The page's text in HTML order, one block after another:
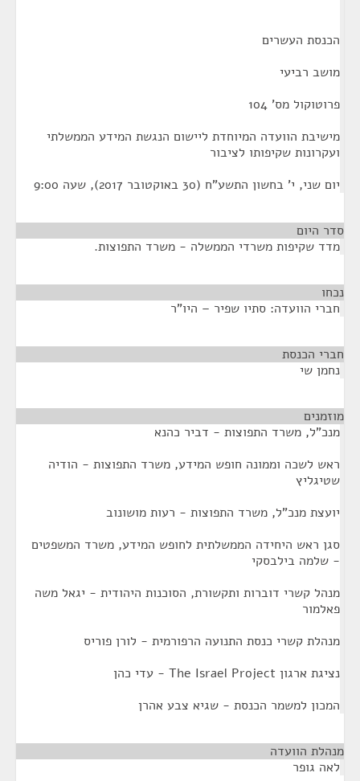
הכנסת העשרים
מושב רביעי
פרוטוקול מס' 104
מישיבת הוועדה המיוחדת ליישום הנגשת המידע הממשלתי
ועקרונות שקיפותו לציבור
יום שני, י' בחשון התשע"ח (30 באוקטובר 2017), שעה 9:00
סדר היום
מדד שקיפות משרדי הממשלה - משרד התפוצות.
נכחו
חברי הוועדה: סתיו שפיר – היו"ר
חברי הכנסת
נחמן שי
מוזמנים
מנכ"ל, משרד התפוצות - דביר כהנא
ראש לשכה וממונה חופש המידע, משרד התפוצות - הודיה
שטיגליץ
יועצת מנכ"ל, משרד התפוצות - רעות מושונוב
סגן ראש היחידה הממשלתית לחופש המידע, משרד המשפטים
- שלמה בילבסקי
מנהל קשרי דוברות ותקשורת, הסוכנות היהודית - יגאל משה
פאלמור
מנהלת קשרי כנסת התנועה הרפורמית - לורן פוריס
נציגת ארגון The Israel Project - עדי כהן
המכון למשמר הכנסת - שגיא צבע אהרן
מנהלת הוועדה
לאה גופר